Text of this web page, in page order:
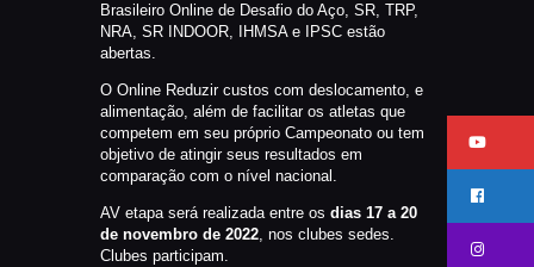
CERTIFICADO DE CURSOS E
PARTICIPAÇÃO
ESTATUTO
PARCEIROS
MANEJO DO JAVALI
TROCAS E DEVOLUÇÕES
ÁREA PRIVADA
Brasileiro Online de Desafio do Aço, SR, TRP,
NRA, SR INDOOR, IHMSA e IPSC estão
abertas.
O Online Reduzir custos com deslocamento, e
alimentação, além de facilitar os atletas que
competem em seu próprio Campeonato ou tem
objetivo de atingir seus resultados em
comparação com o nível nacional.
AV etapa será realizada entre os dias 17 a 20
de novembro de 2022, nos clubes sedes.
Clubes participam.